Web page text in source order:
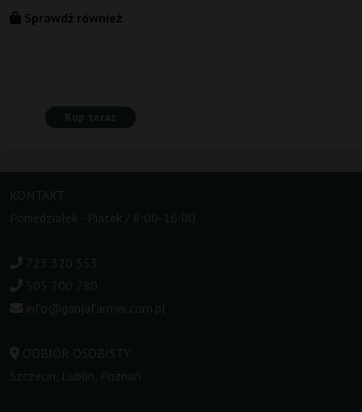
Sprawdź również
Kup teraz
KONTAKT
Poniedziałek - Piatek / 8:00-16:00
723 320 553
505 200 780
info@ganjafarmer.com.pl
ODBIÓR OSOBISTY
Szczecin, Lublin, Poznań